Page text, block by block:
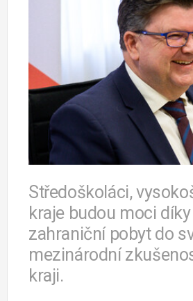
Středoškoláci,
kraje budou moci
zahraniční pobyt do
mezinárodní
kraji.